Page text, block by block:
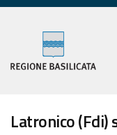
Latronico